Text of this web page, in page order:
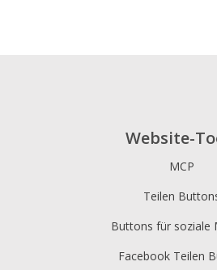
Website-
MCP
Teilen
Buttons für soziale
Facebook Teilen